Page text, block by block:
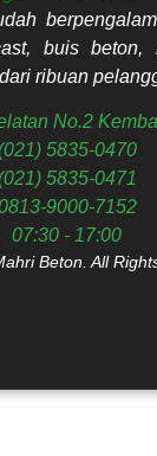
buis beton,
ribuan
No.2
5835-0470
5835-0471
9000-7152
07:30 - 17:00
Beton. All